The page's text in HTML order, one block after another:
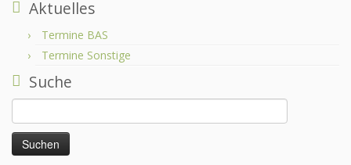
Aktuelles
Termine BAS
Termine Sonstige
Suche
Suchen
nach: